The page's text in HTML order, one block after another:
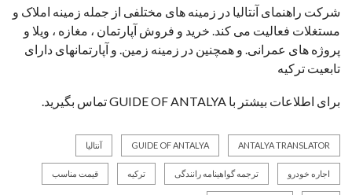
شرکت راهنمای آنتالیا در زمینه های مختلفی از جمله زمینه املاک و
مستغلات فعالیت می کند. خرید و فروش آپارتمان ، مغازه ، ویلا و
پروژه های عمرانی. و همچنین در زمینه زمین. و آپارتمانهای دارای
تابعیت ترکیه
برای اطلاعات بیشتر با GUIDE OF ANTALYA تماس بگیرید.
ANTALYA TRANSLATOR
GUIDE OF ANTALYA آنتالیا
اجاره خودرو ترجمه گواهینامه رانندگی ترکیه قیمت مناسب